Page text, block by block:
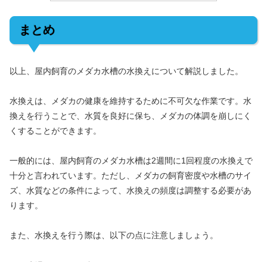
まとめ
以上、屋内飼育のメダカ水槽の水換えについて解説しました。
水換えは、メダカの健康を維持するために不可欠な作業です。水
換えを行うことで、水質を良好に保ち、メダカの体調を崩しにく
くすることができます。
一般的には、屋内飼育のメダカ水槽は2週間に1回程度の水換えで
十分と言われています。ただし、メダカの飼育密度や水槽のサイ
ズ、水質などの条件によって、水換えの頻度は調整する必要があ
ります。
また、水換えを行う際は、以下の点に注意しましょう。